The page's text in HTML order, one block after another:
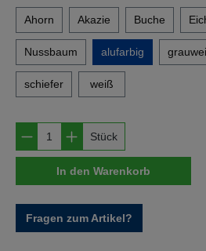
Ahorn Akazie Buche
Nussbaum alufarbig
schiefer weiß
Produkt Anzahl: Gib
Stück
In den Warenkorb
Fragen zum Artikel?